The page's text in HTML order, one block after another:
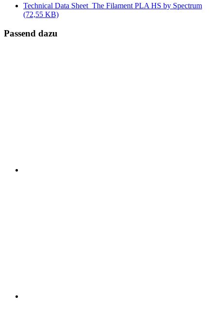
Technical Data Sheet_The Filament PLA HS by Spectrum
(72,55 KB)
Passend dazu